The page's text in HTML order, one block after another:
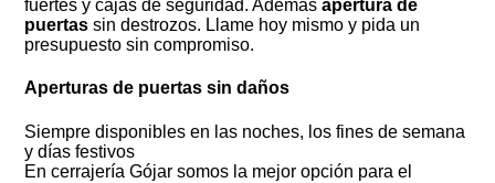
fuertes y cajas de seguridad. Ademásapertura de
puertassin destrozos. Llame hoy mismo y pida un
presupuesto sin compromiso.
Aperturas de puertas sin daños
Siempre disponibles en las noches, los fines de semana
y días festivos
En cerrajería Gójar somos la mejor opción para el